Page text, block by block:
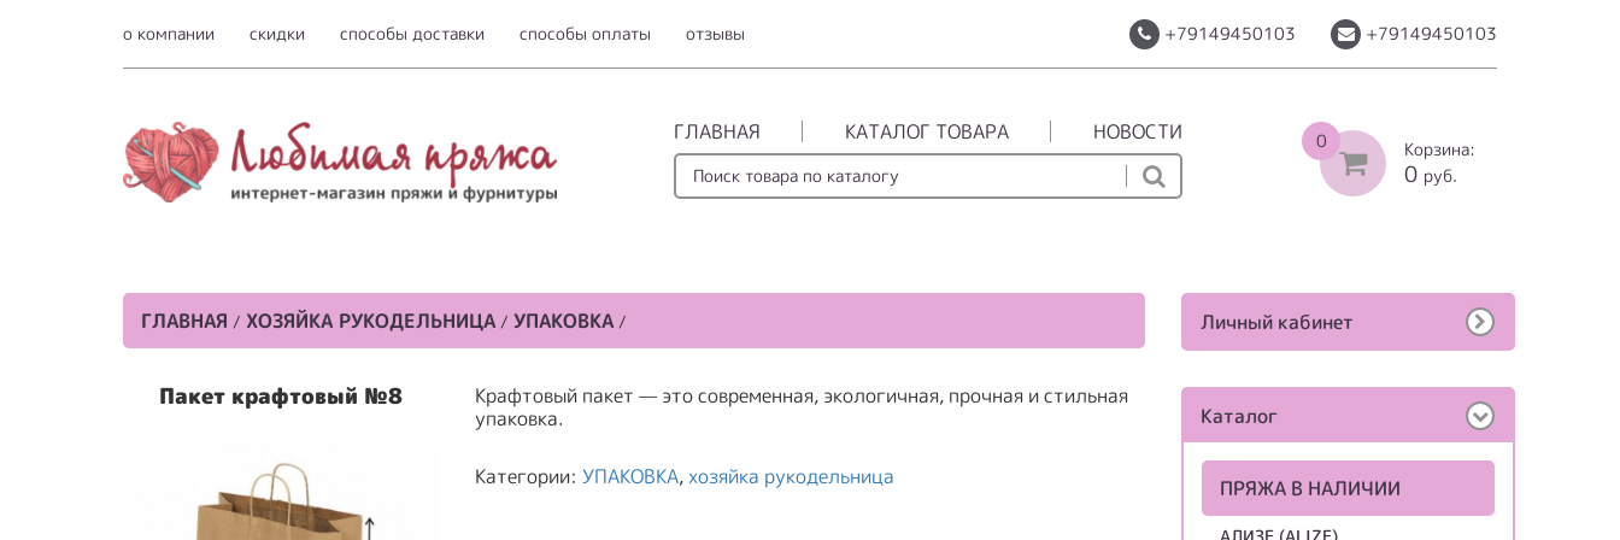
о компании скидки способы доставки способы оплаты отзывы +79149450103 +79149450103
ГЛАВНАЯ КАТАЛОГ ТОВАРА НОВОСТИ 0 Корзина:
0 руб.
Личный кабинет
Каталог
ПРЯЖА В НАЛИЧИИ
ГЛАВНАЯ / ХОЗЯЙКА РУКОДЕЛЬНИЦА / УПАКОВКА /
Пакет крафтовый №8
Крафтовый пакет — это современная, экологичная, прочная и стильная
упаковка.
Категории:УПАКОВКА, хозяйка рукодельница